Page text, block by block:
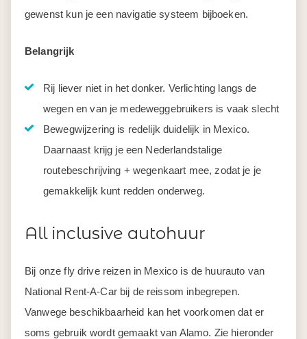
gewenst kun je een navigatie systeem bijboeken.
Belangrijk
Rij liever niet in het donker. Verlichting langs de
wegen en van je medeweggebruikers is vaak slecht
Bewegwijzering is redelijk duidelijk in Mexico.
Daarnaast krijg je een Nederlandstalige
routebeschrijving + wegenkaart mee, zodat je je
gemakkelijk kunt redden onderweg.
All inclusive autohuur
Bij onze fly drive reizen in Mexico is de huurauto van
National Rent-A-Car bij de reissom inbegrepen.
Vanwege beschikbaarheid kan het voorkomen dat er
soms gebruik wordt gemaakt van Alamo. Zie hieronder